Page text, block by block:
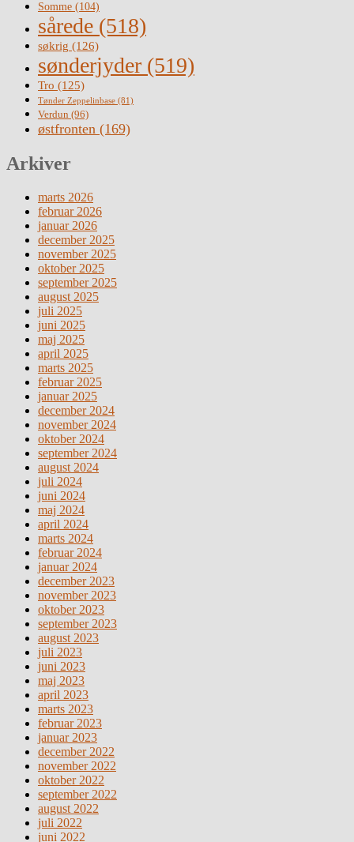
Somme (104)
sårede (518)
søkrig (126)
sønderjyder (519)
Tro (125)
Tønder Zeppelinbase (81)
Verdun (96)
østfronten (169)
Arkiver
marts 2026
februar 2026
januar 2026
december 2025
november 2025
oktober 2025
september 2025
august 2025
juli 2025
juni 2025
maj 2025
april 2025
marts 2025
februar 2025
januar 2025
december 2024
november 2024
oktober 2024
september 2024
august 2024
juli 2024
juni 2024
maj 2024
april 2024
marts 2024
februar 2024
januar 2024
december 2023
november 2023
oktober 2023
september 2023
august 2023
juli 2023
juni 2023
maj 2023
april 2023
marts 2023
februar 2023
januar 2023
december 2022
november 2022
oktober 2022
september 2022
august 2022
juli 2022
juni 2022